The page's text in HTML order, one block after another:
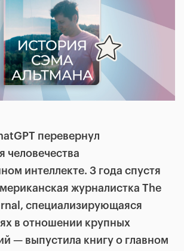
перевернул
человечества
интеллекте. 3 года спустя
журналистка The
специализирующаяся
в отношении крупных
— выпустила книгу о главном